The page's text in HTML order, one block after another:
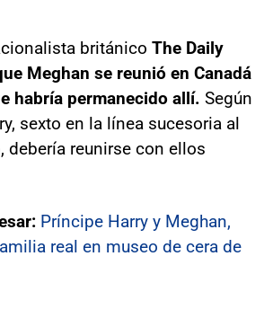
británico The Daily
Meghan se reunió en Canadá
habría permanecido allí. Según
sexto en la línea sucesoria al
debería reunirse con ellos
Príncipe Harry y Meghan,
real en museo de cera de